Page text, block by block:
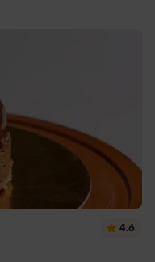
4.6